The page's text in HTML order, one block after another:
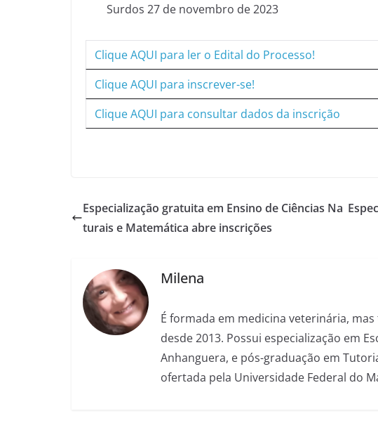
Surdos 27 de novembro de 2023
Clique AQUI para ler o Edital do Processo!
Clique AQUI para inscrever-se!
Clique AQUI para consultar dados da inscrição
Especialização gratuita em Ensino de Ciências Na
turais e Matemática abre inscrições
Milena
É formada em medicina veterinária,
desde 2013. Possui especialização em
Anhanguera, e pós-graduação em
ofertada pela Universidade Federal do